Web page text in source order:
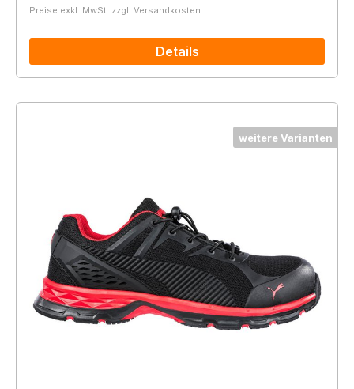
Preise exkl. MwSt. zzgl. Versandkosten
Details
weitere Varianten